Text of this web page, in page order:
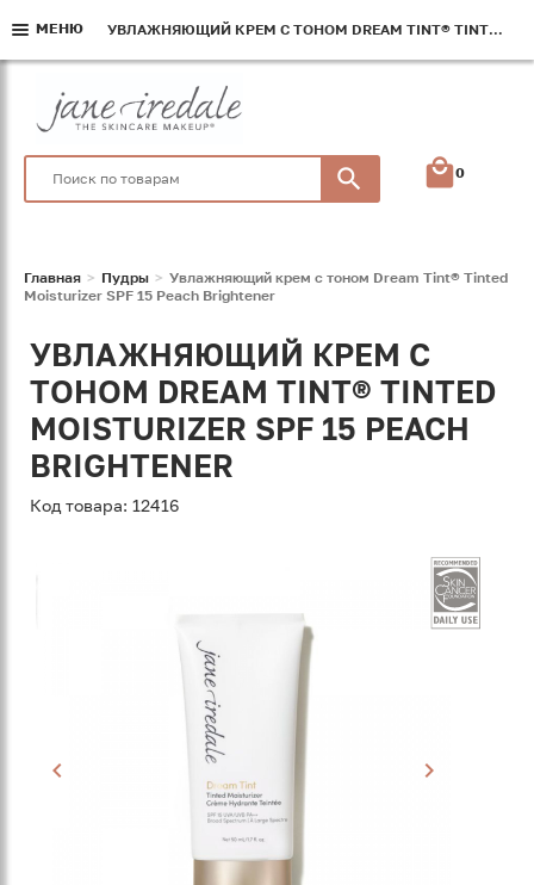
0
Главная Пудры
Увлажняющий крем с тоном Dream Tint® Tinted
Moisturizer SPF 15 Peach Brightener
УВЛАЖНЯЮЩИЙ КРЕМ С
ТОНОМ DREAM TINT® TINTED
MOISTURIZER SPF 15 PEACH
BRIGHTENER
Код товара: 12416
МЕНЮ УВЛАЖНЯЮЩИЙ КРЕМ С ТОНОМ DREAM TINT® TINTED MOISTURIZER SPF 15 PEACH BRIGHTENER
МЕНЮ УВЛАЖНЯЮЩИЙ КРЕМ С ТОНОМ DREAM TINT® TINTED MOISTURIZER SPF 15 PEACH BRIGHTENER
МЕНЮ УВЛАЖНЯЮЩИЙ КРЕМ С ТОНОМ DREAM TINT® TINTED MOISTURIZER SPF 15 PEACH BRIGHTENER